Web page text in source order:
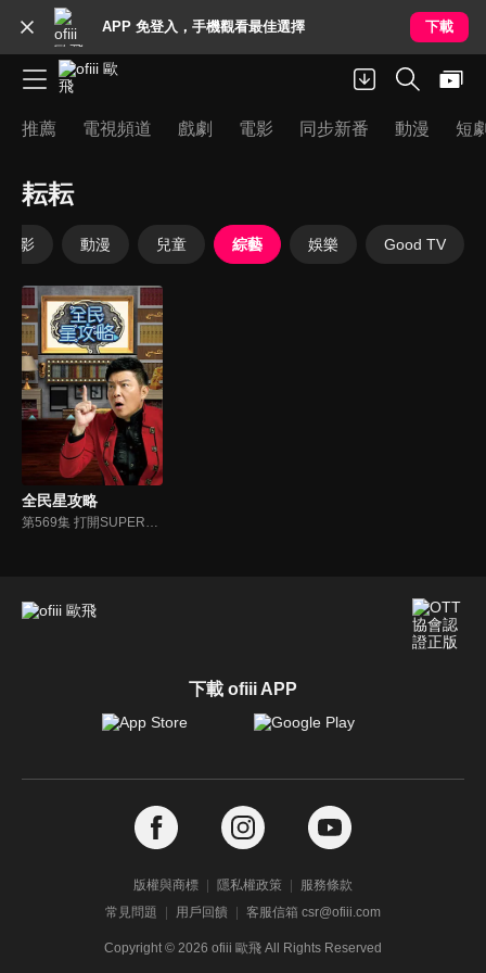
APP 免登入，手機觀看最佳選擇 下載
推薦 電視頻道 戲劇 電影 同步新番 動漫 短
耘耘
電影 動漫 兒童 綜藝 娛樂 Good TV
全民星攻略
第569集 打開SUPER9的益智英雄
下載 ofiii APP
版權與商標 隱私權政策
服務條款
常見問題
用戶回饋 客服信箱 csr@ofiii.com
Copyright © 2026 ofiii 歐飛 All Rights Reserved